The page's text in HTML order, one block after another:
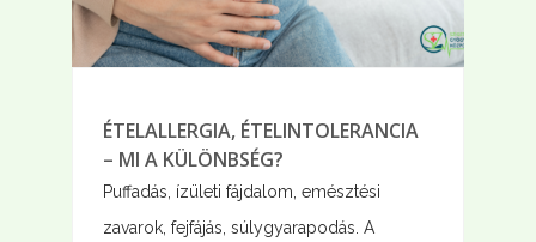
ÉTELALLERGIA, ÉTELINTOLERANCIA
– MI A KÜLÖNBSÉG?
Puffadás, ízületi fájdalom, emésztési
zavarok, fejfájás, súlygyarapodás. A